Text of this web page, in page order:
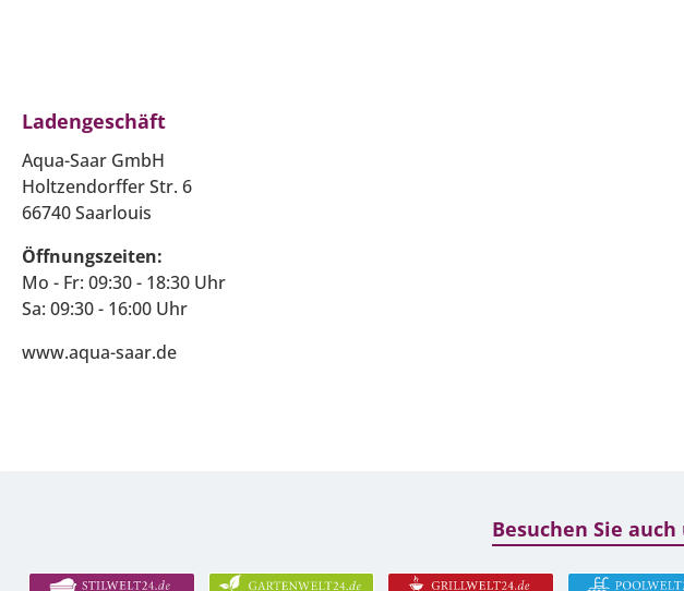
Ladengeschäft
Aqua-Saar GmbH
Holtzendorffer Str. 6
66740 Saarlouis
Öffnungszeiten:
Mo - Fr: 09:30 - 18:30 Uhr
Sa: 09:30 - 16:00 Uhr
www.aqua-saar.de
Besuchen Sie